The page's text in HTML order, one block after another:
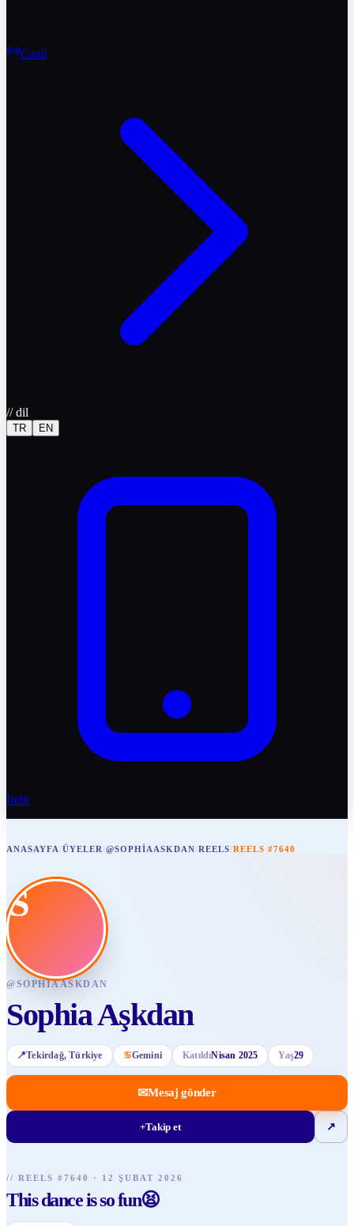
Canlı
//dil
TR EN
İndir
ANASAYFA/ÜYELER/@SOPHIAASKDAN/REELS/REELS #7640
S
@SOPHIAASKDAN
Sophia Aşkdan
📍Tekirdağ, Türkiye ♋Gemini KatıldıNisan 2025 Yaş29
✉Mesaj gönder
+Takip et ↗
// REELS #7640 · 12 ŞUBAT 2026
This dance is so fun😫